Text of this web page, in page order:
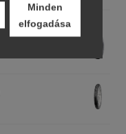
Minden
elfogadása